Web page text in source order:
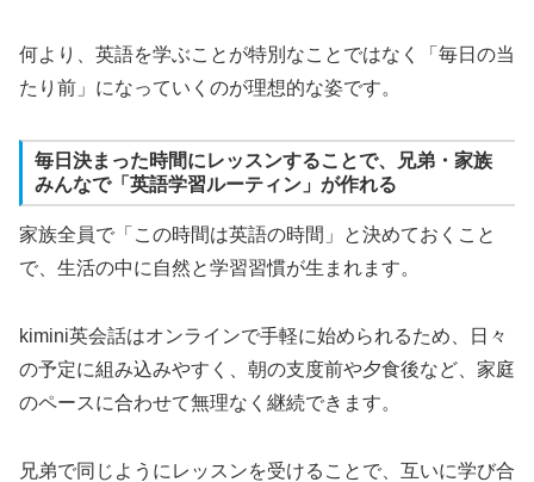
何より、英語を学ぶことが特別なことではなく「毎日の当
たり前」になっていくのが理想的な姿です。
毎日決まった時間にレッスンすることで、兄弟・家族
みんなで「英語学習ルーティン」が作れる
家族全員で「この時間は英語の時間」と決めておくこと
で、生活の中に自然と学習習慣が生まれます。
kimini英会話はオンラインで手軽に始められるため、日々
の予定に組み込みやすく、朝の支度前や夕食後など、家庭
のペースに合わせて無理なく継続できます。
兄弟で同じようにレッスンを受けることで、互いに学び合